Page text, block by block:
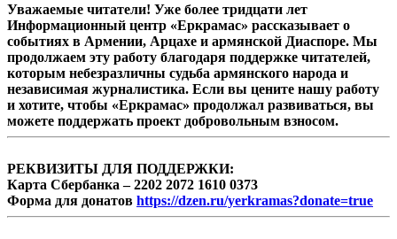
Уважаемые читатели! Уже более тридцати лет
Информационный центр «Еркрамас» рассказывает о
событиях в Армении, Арцахе и армянской Диаспоре. Мы
продолжаем эту работу благодаря поддержке читателей,
которым небезразличны судьба армянского народа и
независимая журналистика. Если вы цените нашу работу
и хотите, чтобы «Еркрамас» продолжал развиваться, вы
можете поддержать проект добровольным взносом.
РЕКВИЗИТЫ ДЛЯ ПОДДЕРЖКИ:
Карта Сбербанка – 2202 2072 1610 0373
Форма для донатов https://dzen.ru/yerkramas?donate=true